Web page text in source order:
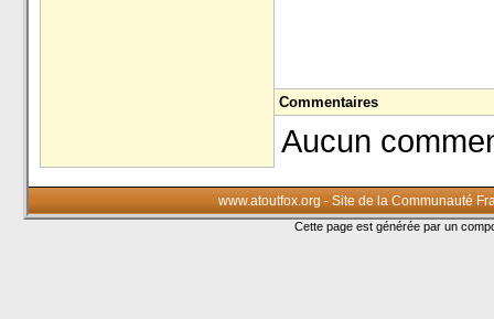
Commentaires
Aucun
www.atoutfox.org - Site de la Communauté
Cette page est générée par un